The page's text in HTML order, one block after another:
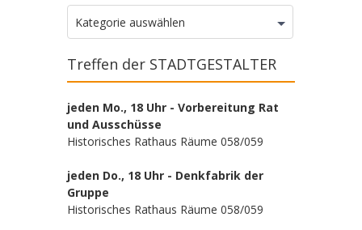
Kategorien
Kategorie auswählen
Treffen der STADTGESTALTER
jeden Mo., 18 Uhr - Vorbereitung Rat
und Ausschüsse
Historisches Rathaus Räume 058/059
jeden Do., 18 Uhr - Denkfabrik der
Gruppe
Historisches Rathaus Räume 058/059